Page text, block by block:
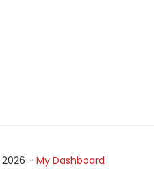
2026 - My Dashboard